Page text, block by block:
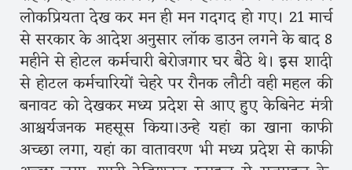
लोकप्रियता देख कर मन ही मन गदगद हो गए। 21 मार्च
से सरकार के आदेश अनुसार लॉक डाउन लगने के बाद 8
महीने से होटल कर्मचारी बेरोजगार घर बैठे थे। इस शादी
से होटल कर्मचारियों चेहरे पर रौनक लौटी वही महल की
बनावट को देखकर मध्य प्रदेश से आए हुए केबिनेट मंत्री
आश्चर्यजनक महसूस किया।उन्हे यहां का खाना काफी
अच्छा लगा, यहां का वातावरण भी मध्य प्रदेश से काफी